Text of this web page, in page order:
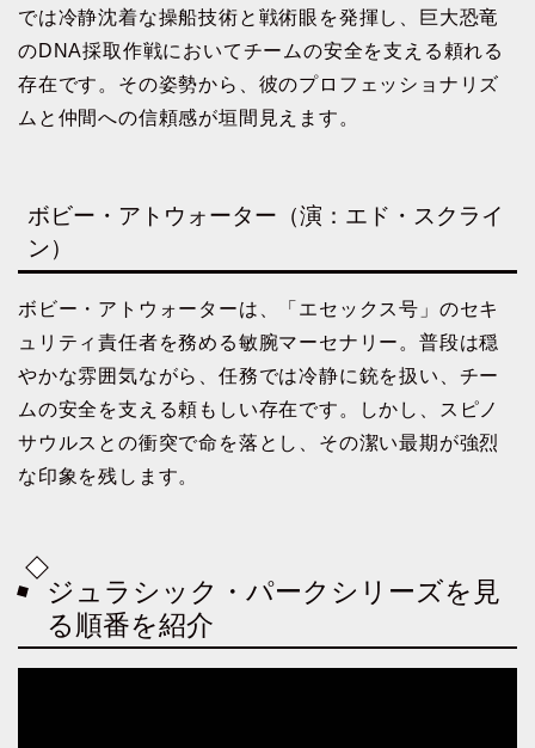
では冷静沈着な操船技術と戦術眼を発揮し、巨大恐竜
のDNA採取作戦においてチームの安全を支える頼れる
存在です。その姿勢から、彼のプロフェッショナリズ
ムと仲間への信頼感が垣間見えます。
ボビー・アトウォーター（演：エド・スクライ
ン）
ボビー・アトウォーターは、「エセックス号」のセキ
ュリティ責任者を務める敏腕マーセナリー。普段は穏
やかな雰囲気ながら、任務では冷静に銃を扱い、チー
ムの安全を支える頼もしい存在です。しかし、スピノ
サウルスとの衝突で命を落とし、その潔い最期が強烈
な印象を残します。
ジュラシック・パークシリーズを見
る順番を紹介